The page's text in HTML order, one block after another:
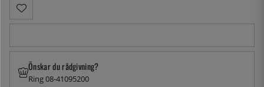
Önskar du rådgivning?
Ring 08-41095200